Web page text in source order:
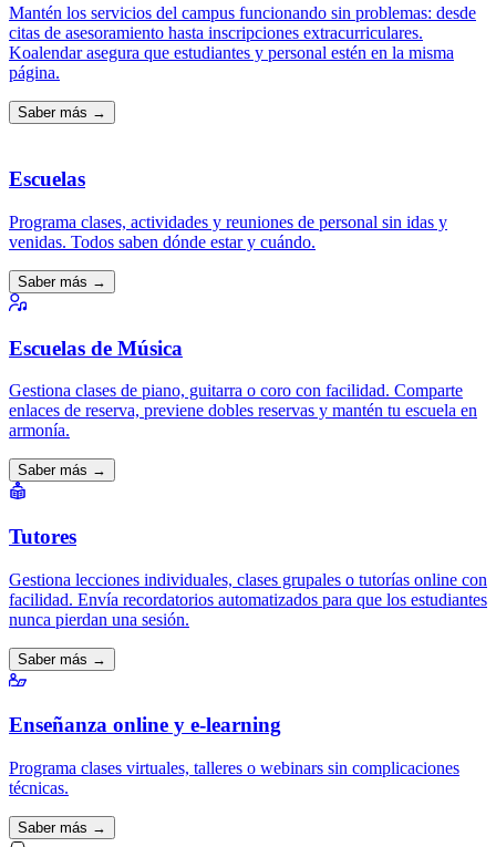
Mantén los servicios del campus funcionando sin problemas: desde
citas de asesoramiento hasta inscripciones extracurriculares.
Koalendar asegura que estudiantes y personal estén en la misma
página.
Saber más →
Escuelas
Programa clases, actividades y reuniones de personal sin idas y
venidas. Todos saben dónde estar y cuándo.
Saber más →
Escuelas de Música
Gestiona clases de piano, guitarra o coro con facilidad. Comparte
enlaces de reserva, previene dobles reservas y mantén tu escuela en
armonía.
Saber más →
Tutores
Gestiona lecciones individuales, clases grupales o tutorías online con
facilidad. Envía recordatorios automatizados para que los estudiantes
nunca pierdan una sesión.
Saber más →
Enseñanza online y e-learning
Programa clases virtuales, talleres o webinars sin complicaciones
técnicas.
Saber más →